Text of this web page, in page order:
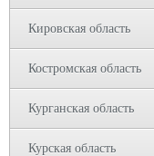
Кировская область
Костромская область
Курганская область
Курская область